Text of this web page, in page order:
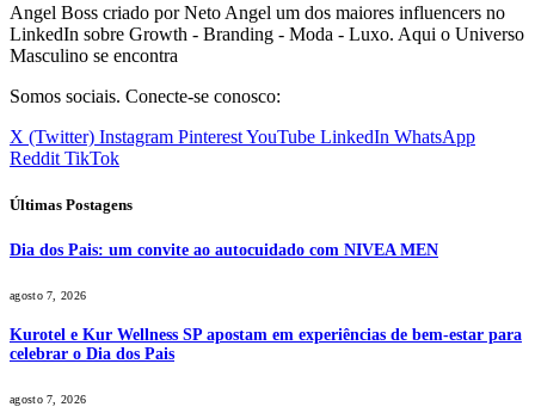
Angel Boss criado por Neto Angel um dos maiores influencers no
LinkedIn sobre Growth - Branding - Moda - Luxo. Aqui o Universo
Masculino se encontra
Somos sociais. Conecte-se conosco:
X (Twitter) Instagram PinterestYouTube LinkedIn WhatsApp
Reddit TikTok
Últimas Postagens
Dia dos Pais: um convite ao autocuidado com NIVEA MEN
agosto 7, 2026
Kurotel e Kur Wellness SP apostam em experiências de bem-estar para
celebrar o Dia dos Pais
agosto 7, 2026